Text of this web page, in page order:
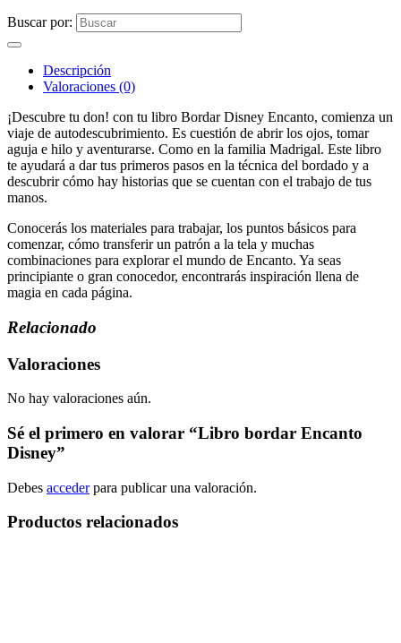
Buscar por:
Descripción
Valoraciones (0)
¡Descubre tu don! con tu libro Bordar Disney Encanto, comienza un
viaje de autodescubrimiento. Es cuestión de abrir los ojos, tomar
aguja e hilo y aventurarse. Como en la familia Madrigal. Este libro
te ayudará a dar tus primeros pasos en la técnica del bordado y a
descubrir cómo hay historias que se cuentan con el trabajo de tus
manos.
Conocerás los materiales para trabajar, los puntos básicos para
comenzar, cómo transferir un patrón a la tela y muchas
combinaciones para explorar el mundo de Encanto. Ya seas
principiante o gran conocedor, encontrarás inspiración llena de
magia en cada página.
Relacionado
Valoraciones
No hay valoraciones aún.
Sé el primero en valorar “Libro bordar Encanto
Disney”
Debes accederpara publicar una valoración.
Productos relacionados